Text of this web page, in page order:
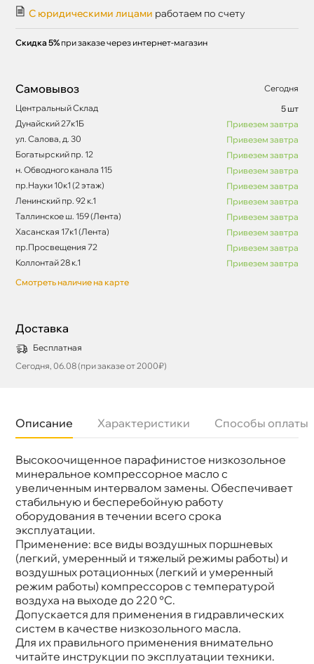
С юридическими лицами работаем по счету
Скидка 5% при заказе через интернет-магазин
Самовывоз
Сегодня
Центральный Склад
5 шт
Дунайский 27к1Б
Привезем завтра
ул. Салова, д. 30
Привезем завтра
Богатырский пр. 12
Привезем завтра
н. Обводного канала 115
Привезем завтра
пр.Науки 10к1 (2 этаж)
Привезем завтра
Ленинский пр. 92 к.1
Привезем завтра
Таллинское ш. 159 (Лента)
Привезем завтра
Хасанская 17к1 (Лента)
Привезем завтра
пр.Просвещения 72
Привезем завтра
Коллонтай 28 к.1
Привезем завтра
Смотреть наличие на карте
Доставка
Бесплатная
Сегодня, 06.08 (при заказе от 2000₽)
Описание Характеристики Способы оплаты
ысокоочищенное парафинистое низкозольное
минеральное компрессорное масло с
увеличенным интервалом замены. Обеспечивает
стабильную и бесперебойную работу
оборудования в течении всего срока
эксплуатации.
Применение: все виды воздушных поршневых
(легкий, умеренный и тяжелый режимы работы) и
оздушных ротационных (легкий и умеренный
режим работы) компрессоров с температурой
оздуха на выходе до 220 °C.
Допускается для применения в гидравлических
систем в качестве низкозольного масла.
Для их правильного применения внимательно
читайте инструкции по эксплуатации техники.
язкость
ISO 100
Mannol
Тип масла
Минеральное
Спецификации
AFNOR FRANCE - NF E 48-603, BROWN
BOVERI - HTGD 90117
Объем
208л
Артикул
Применение